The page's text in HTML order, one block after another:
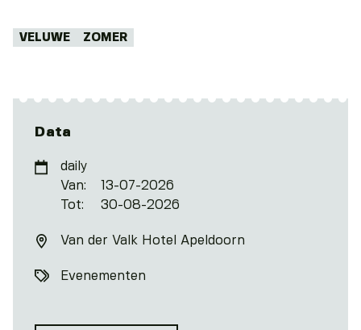
Tags:
VELUWE ZOMER
Data
daily
Van:
13-07-2026
Tot:
30-08-2026
Van der Valk Hotel Apeldoorn
Evenementen